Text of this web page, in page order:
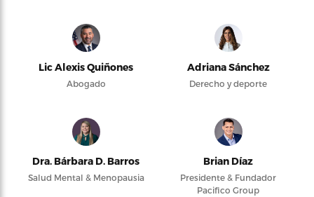
Lic Alexis Quiñones
Abogado
Adriana Sánchez
Derecho y deporte
Dra. Bárbara D. Barros
Salud Mental & Menopausia
Brian Díaz
Presidente & Fundador
Pacifico Group